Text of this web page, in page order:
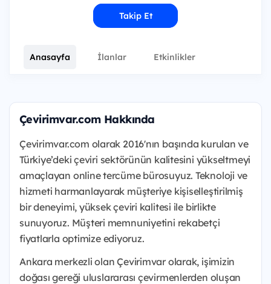
Takip Et
Anasayfa İlanlar Etkinlikler
Çevirimvar.com Hakkında
Çevirimvar.com olarak 2016'nın başında kurulan ve
Türkiye’deki çeviri sektörünün kalitesini yükseltmeyi
amaçlayan online tercüme bürosuyuz. Teknoloji ve
hizmeti harmanlayarak müşteriye kişiselleştirilmiş
bir deneyimi, yüksek çeviri kalitesi ile birlikte
sunuyoruz. Müşteri memnuniyetini rekabetçi
fiyatlarla optimize ediyoruz.
Ankara merkezli olan Çevirimvar olarak, işimizin
doğası gereği uluslararası çevirmenlerden oluşan